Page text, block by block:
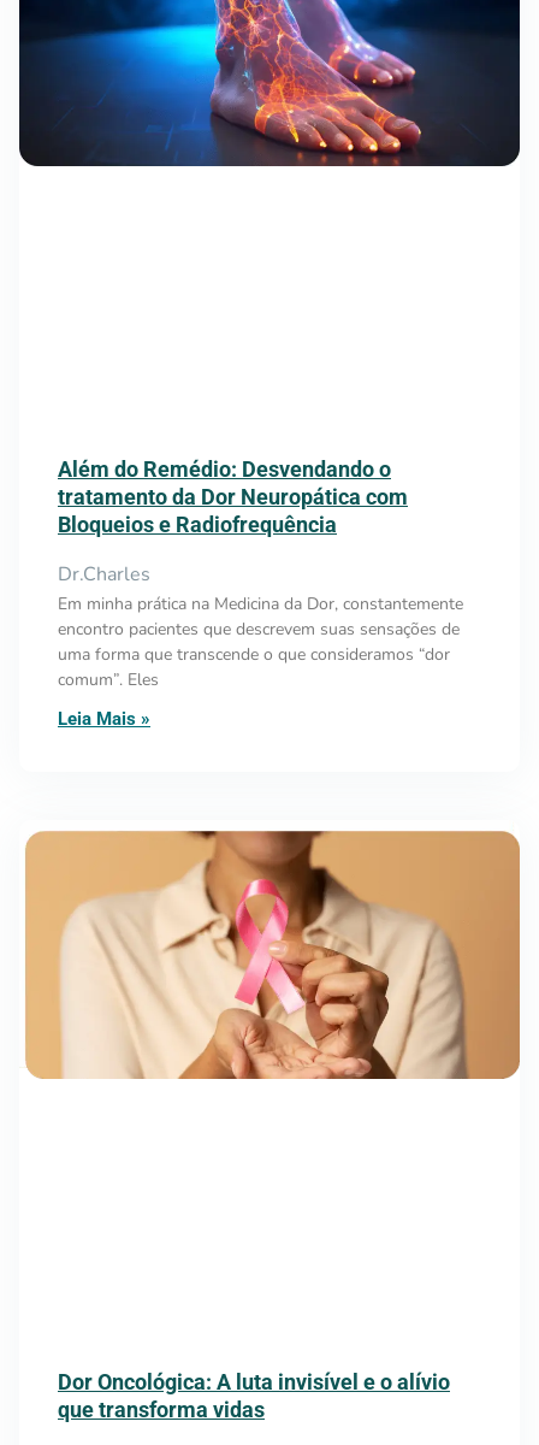
Além do Remédio: Desvendando o
tratamento da Dor Neuropática com
Bloqueios e Radiofrequência
Dr.Charles
Em minha prática na Medicina da Dor, constantemente
encontro pacientes que descrevem suas sensações de
uma forma que transcende o que consideramos “dor
comum”. Eles
Leia Mais »
Dor Oncológica: A luta invisível e o alívio
que transforma vidas